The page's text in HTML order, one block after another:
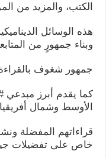
الكتب، والمزيد من
هذه الوسائل
وبناء جمهورٍ من
جمهور شغوف
الأوسط وشمال
قراءاتهم المفضلة
خاص على تفضيلات جيل